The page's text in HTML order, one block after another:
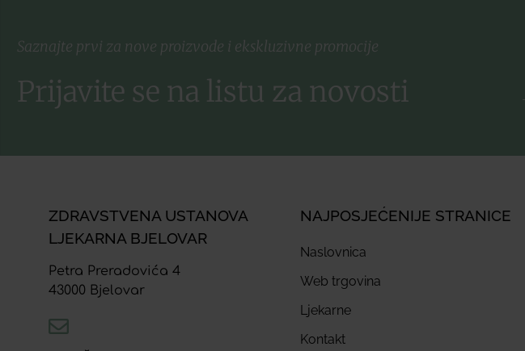
Saznajte prvi za nove proizvode i ekskluzivne promocije
Prijavite se na listu za novosti
ZDRAVSTVENA USTANOVA
LJEKARNA BJELOVAR
Petra Preradovića 4
43000 Bjelovar
NAJPOSJEĆENIJE STRANICE
Naslovnica
Web trgovina
Ljekarne
Kontakt